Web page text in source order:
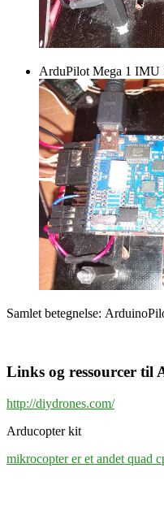
ArduPilot Mega 1 IMU
Samlet betegnelse:
Links og ressourcer til
http://diydrones.com/
Arducopter kit
mikrocopter er et andet quad